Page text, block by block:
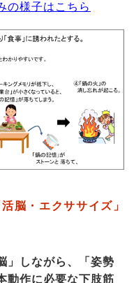
の様子はこちら
活脳・エクササイズ」
」しながら、「姿勢
動作に必要な下肢筋